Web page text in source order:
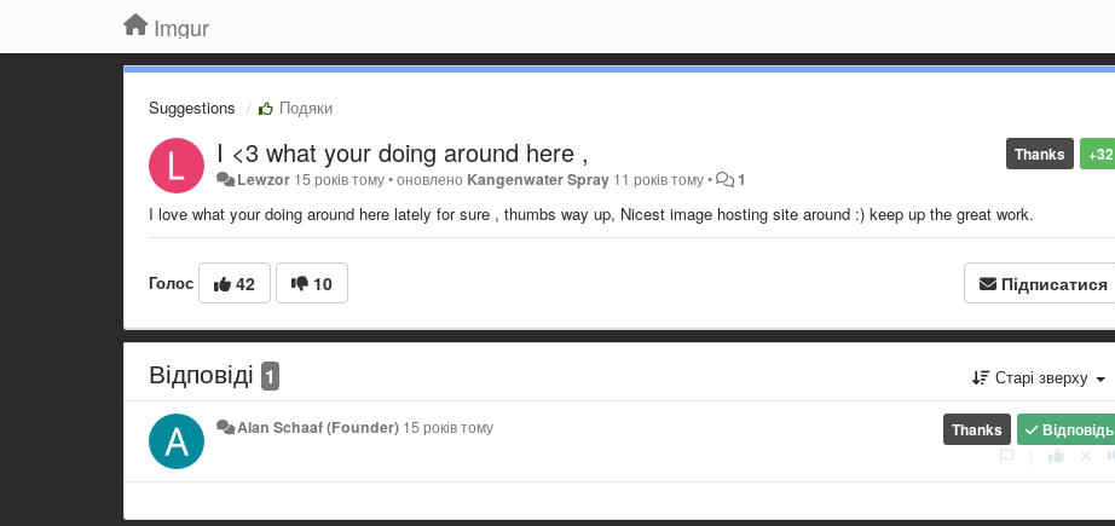
Imgur
Suggestions Подяки
+32
Thanks
I <3 what your doing around here ,
Lewzor 15 років тому•оновлено Kangenwater Spray 11 років тому• 1
I love what your doing around here lately for sure , thumbs way up, Nicest image hosting site around :) keep up the great work.
Голос 42 10 Підписатися
Відповіді 1 Старі зверху
Відповідь
Thanks
Alan Schaaf (Founder) 15 років тому